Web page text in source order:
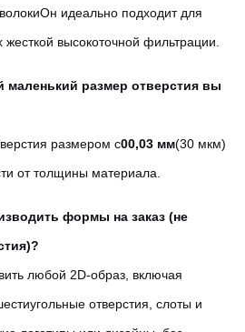
идеально подходит для
высокоточной фильтрации.
маленький размер отверстия вы
размером с00,03 мм(30 мкм)
от толщины материала.
формы на заказ (не
любой 2D-образ, включая
отверстия, слоты и